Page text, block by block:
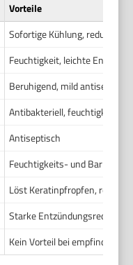
Vorteile
Sofortige Kühlung, reduziert
Feuchtigkeit, leichte
Beruhigend, mild antiseptisch
Antibakteriell,
Antiseptisch
Feuchtigkeits- und
Löst Keratinpfropfen,
Starke Entzündungsreduktion
Kein Vorteil bei empfindlicher